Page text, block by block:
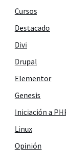
Cursos
Destacado
Divi
Drupal
Elementor
Genesis
Iniciación a
Linux
Opinión